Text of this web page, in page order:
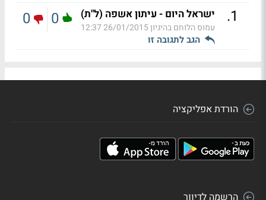
1
. ישראל היום - עיתון אשפה (ל"ת)
עמוס הלוחם בהיגיון26/01/2015 12:37
הגב לתגובה זו
0
0
הורדת אפליקציה
הרשמה לדיוור